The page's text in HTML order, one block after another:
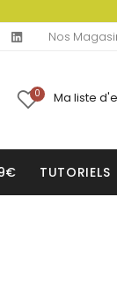
Nos
0 Ma liste
TUTORIELS